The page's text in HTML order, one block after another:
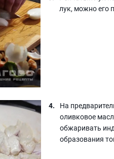
лук, можно его
На
оливковое
обжаривать
образования